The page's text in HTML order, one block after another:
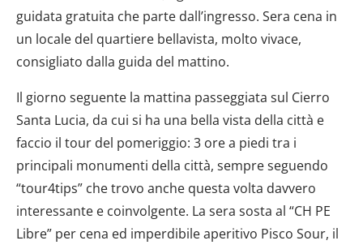
guidata gratuita che parte dall’ingresso. Sera cena in
un locale del quartiere bellavista, molto vivace,
consigliato dalla guida del mattino.
Il giorno seguente la mattina passeggiata sul Cierro
Santa Lucia, da cui si ha una bella vista della città e
faccio il tour del pomeriggio: 3 ore a piedi tra i
principali monumenti della città, sempre seguendo
“tour4tips” che trovo anche questa volta davvero
interessante e coinvolgente. La sera sosta al “CH PE
Libre” per cena ed imperdibile aperitivo Pisco Sour, il